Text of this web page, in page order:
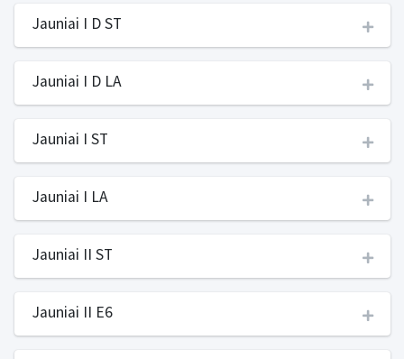
Jauniai I D ST
Jauniai I D LA
Jauniai I ST
Jauniai I LA
Jauniai II ST
Jauniai II E6